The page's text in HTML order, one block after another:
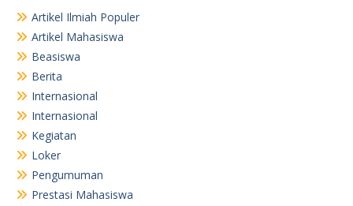
Artikel Ilmiah Populer
Artikel Mahasiswa
Beasiswa
Berita
Internasional
Internasional
Kegiatan
Loker
Pengumuman
Prestasi Mahasiswa